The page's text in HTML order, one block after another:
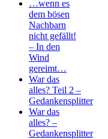
…wenn es
dem bösen
Nachbarn
nicht gefällt!
– In den
Wind
gereimt…
War das
alles? Teil 2 –
Gedankensplitter
War das
alles? –
Gedankensplitter